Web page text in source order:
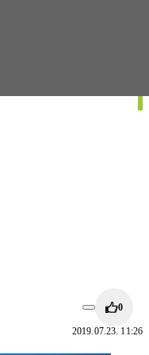
0
2019.07.23. 11:26